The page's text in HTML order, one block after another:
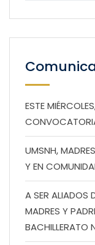
ESTE
UMSNH,
Y EN
A SER ALIADOS
MADRES Y
BACHILLERATO